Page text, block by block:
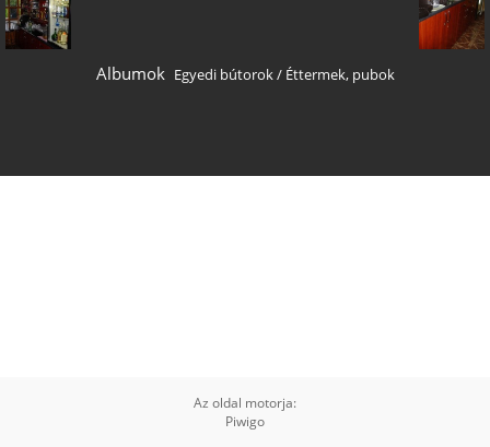
Albumok Egyedi bútorok/ Éttermek, pubok
Az oldal motorja:
Piwigo